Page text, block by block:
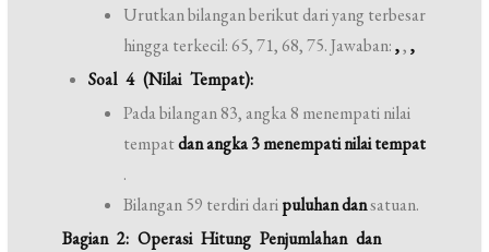
Urutkan bilangan berikut dari yang terbesar
hingga terkecil: 65, 71, 68, 75. Jawaban:,,,
Soal 4 (Nilai Tempat):
Pada bilangan 83, angka 8 menempati nilai
tempatdan angka 3 menempati nilai tempat
.
Bilangan 59 terdiri daripuluhan dansatuan.
Bagian 2: Operasi Hitung Penjumlahan dan